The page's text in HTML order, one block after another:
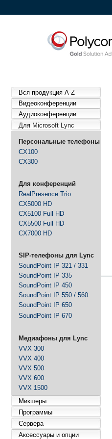
Вся продукция A-Z
Видеоконференции
Аудиоконференции
Для Microsoft Lync
Персональные телефоны
CX100
CX300
Для конференций
RealPresence Trio
CX5000 HD
CX5100 Full HD
CX5500 Full HD
CX7000 HD
SIP-телефоны для Lync
SoundPoint IP 321 / 331
SoundPoint IP 335
SoundPoint IP 450
SoundPoint IP 550 / 560
SoundPoint IP 650
SoundPoint IP 670
Медиафоны для Lync
VVX 300
VVX 400
VVX 500
VVX 600
VVX 1500
Микшеры
Программы
Сервера
Аксессуары и опции